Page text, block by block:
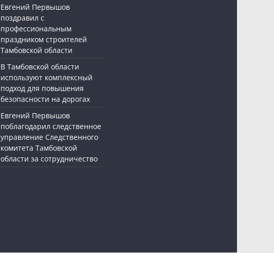
Евгений Первышов
поздравил с
профессиональным
праздником строителей
Тамбовской области
В Тамбовской области
используют комплексный
подход для повышения
безопасности на дорогах
Евгений Первышов
поблагодарил следственное
управление Следственного
комитета Тамбовской
области за сотрудничество